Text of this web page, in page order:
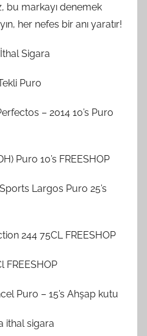
bu markayı denemek
her nefes bir anı yaratır!
Sigara
Puro
– 2014 10’s Puro
Puro 10’s FREESHOP
Largos Puro 25’s
244 75CL FREESHOP
FREESHOP
Puro – 15’s Ahşap kutu
ithal sigara